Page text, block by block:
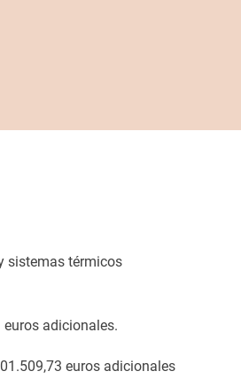
sistemas térmicos
euros adicionales.
euros adicionales